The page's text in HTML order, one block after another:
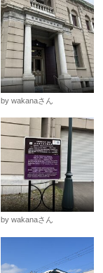
by wakanaさん
by wakanaさん